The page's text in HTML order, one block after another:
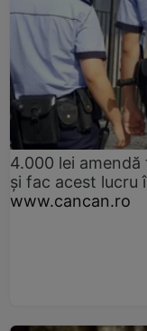
4.000 lei
și fac acest lucru
www.cancan.ro